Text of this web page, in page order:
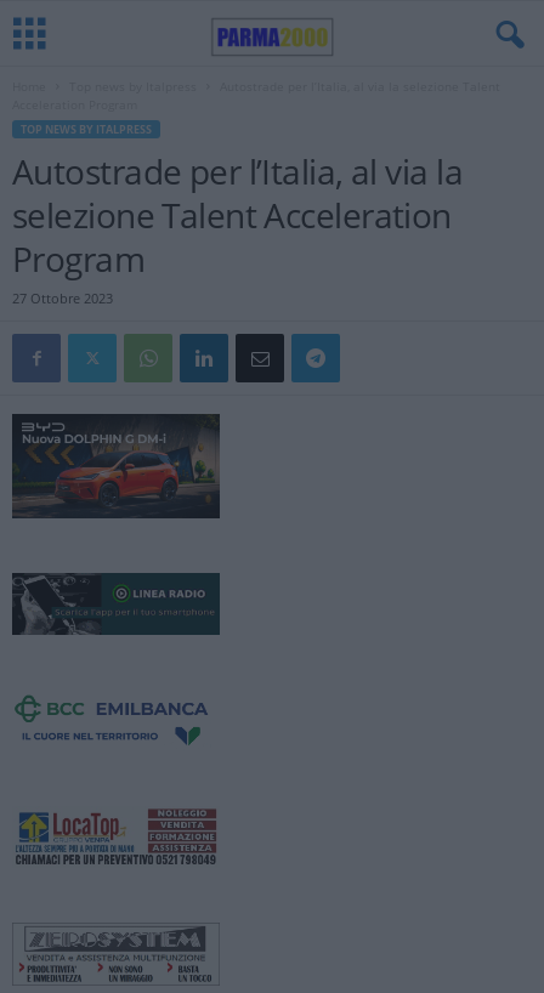
TOP NEWS BY ITALPRESS
Autostrade per l’Italia, al via la
selezione Talent Acceleration
Program
27 Ottobre 2023